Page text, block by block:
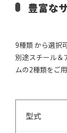
豊富な
9種類 から選択
別途スチール＆
ムの2種類をご
型式